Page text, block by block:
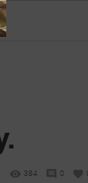
384 0